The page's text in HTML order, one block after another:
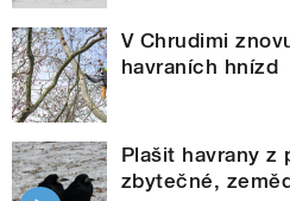
V Chrudimi
havraních hnízd
Plašit havrany z
zbytečné,